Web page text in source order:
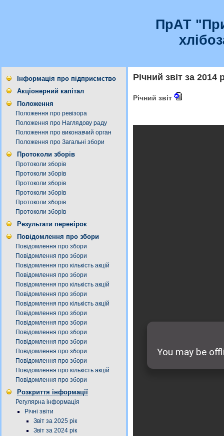
ПрАТ
Інформація про підприємство
Акціонерний капітал
Положення
Положення про ревізора
Положення про Наглядову раду
Положення про виконавчий орган
Положення про Загальні збори
Протоколи зборів
Протоколи зборів
Протоколи зборів
Протоколи зборів
Протоколи зборів
Протоколи зборів
Протоколи зборів
Результати перевірок
Повідомлення про збори
Повідомлення про збори
Повідомлення про збори
Повідомлення про кількість акцій
Повідомлення про збори
Повідомлення про кількість акцій
Повідомлення про збори
Повідомлення про кількість акцій
Повідомлення про збори
Повідомлення про збори
Повідомлення про збори
Повідомлення про збори
Повідомлення про збори
Повідомлення про збори
Повідомлення про кількість акцій
Повідомлення про збори
Розкриття інформації
Регулярна інформація
Річні звіти
Звіт за 2025 рік
Звіт за 2024 рік
Річний звіт за 2014
Річний звіт